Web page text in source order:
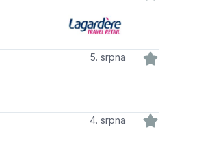
5. srpna
4. srpna